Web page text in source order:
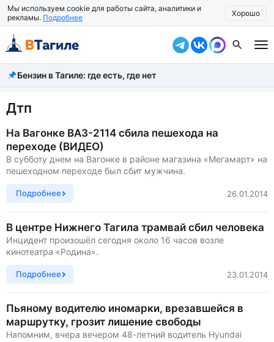
Мы используем cookie для работы сайта, аналитики и
рекламы. Подробнее Хорошо
Все новости
Происшествия
Город
Власть
Общество
Рассказать новость
Бензин в Тагиле: где есть, где нет
Дтп
На Вагонке ВАЗ-2114 сбила пешехода на
переходе (ВИДЕО)
В субботу днем на Вагонке в районе магазина «Мегамарт» на
пешеходном переходе был сбит мужчина.
Подробнее 26.01.2014
В центре Нижнего Тагила трамвай сбил человека
Инцидент произошёл сегодня около 16 часов возле
кинотеатра «Родина».
Подробнее 23.01.2014
Пьяному водителю иномарки, врезавшейся в
маршрутку, грозит лишение свободы
Напомним, вчера вечером 48-летний водитель Hyundai